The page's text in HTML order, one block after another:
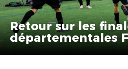
Retour sur les
départementales
Marchant